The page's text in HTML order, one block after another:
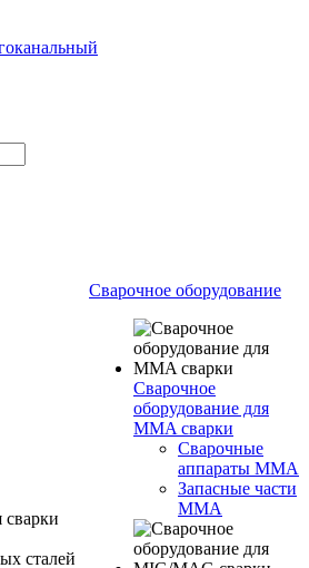
Сварочное оборудование
Сварочное
оборудование для
MMA сварки
Сварочные
аппараты MMA
Запасные части
MMA